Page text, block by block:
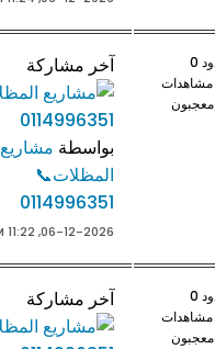
0
آخر مشاركة
بواسطة مشاريع
المظلات📞
0114996351
06-12-2026, 11:22 PM
0
آخر مشاركة